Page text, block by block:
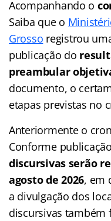
Acompanhando o
Saiba que o
Grosso registrou
publicação do
preambular
documento, o
etapas previstas no
Anteriormente o
Conforme
discursivas serão
agosto de 2026, em
a divulgação dos
discursivas também